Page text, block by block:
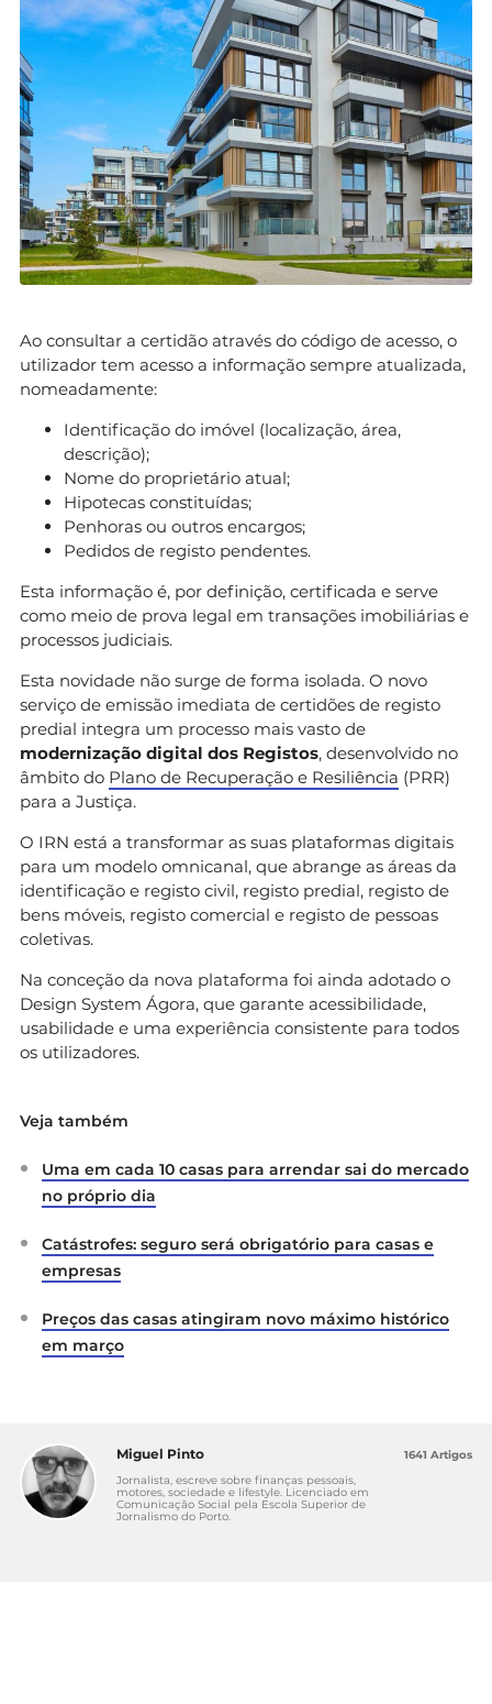
Ao consultar a certidão através do código de acesso, o
utilizador tem acesso a informação sempre atualizada,
nomeadamente:
Identificação do imóvel (localização, área,
descrição);
Nome do proprietário atual;
Hipotecas constituídas;
Penhoras ou outros encargos;
Pedidos de registo pendentes.
Esta informação é, por definição, certificada e serve
como meio de prova legal em transações imobiliárias e
processos judiciais.
Esta novidade não surge de forma isolada. O novo
serviço de emissão imediata de certidões de registo
predial integra um processo mais vasto de
modernização digital dos Registos, desenvolvido no
âmbito do Plano de Recuperação e Resiliência (PRR)
para a Justiça.
O IRN está a transformar as suas plataformas digitais
para um modelo omnicanal, que abrange as áreas da
identificação e registo civil, registo predial, registo de
bens móveis, registo comercial e registo de pessoas
coletivas.
Na conceção da nova plataforma foi ainda adotado o
Design System Ágora, que garante acessibilidade,
usabilidade e uma experiência consistente para todos
os utilizadores.
Veja também
Uma em cada 10 casas para arrendar sai do mercado
no próprio dia
Catástrofes: seguro será obrigatório para casas e
empresas
Preços das casas atingiram novo máximo histórico
em março
Miguel Pinto
Jornalista, escreve sobre finanças pessoais,
motores, sociedade e lifestyle. Licenciado em
Comunicação Social pela Escola Superior de
Jornalismo do Porto.
1641 Artigos